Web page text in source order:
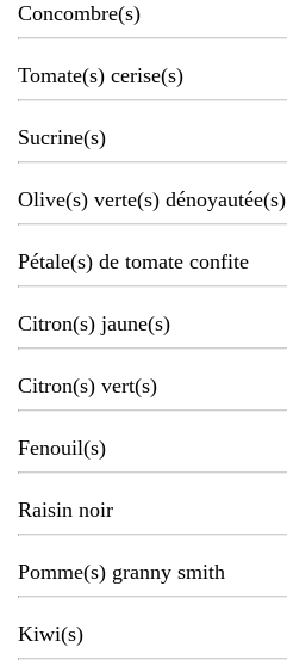
Concombre(s)
Tomate(s) cerise(s)
Sucrine(s)
Olive(s) verte(s) dénoyautée(s)
Pétale(s) de tomate confite
Citron(s) jaune(s)
Citron(s) vert(s)
Fenouil(s)
Raisin noir
Pomme(s) granny smith
Kiwi(s)